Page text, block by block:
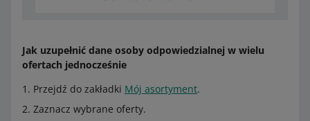
Jak uzupełnić dane osoby odpowiedzialnej w wielu
ofertach jednocześnie
Przejdź do zakładki Mój asortyment.
Zaznacz wybrane oferty.